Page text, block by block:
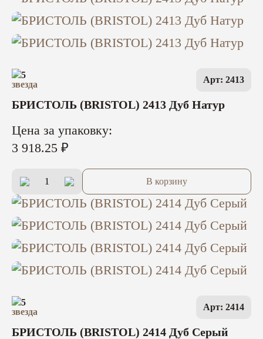
5 Арт: 2413
БРИСТОЛЬ (BRISTOL) 2413 Дуб Натур
Цена за упаковку:
3 918.25 ₽
В корзину
5 Арт: 2414
БРИСТОЛЬ (BRISTOL) 2414 Дуб Серый